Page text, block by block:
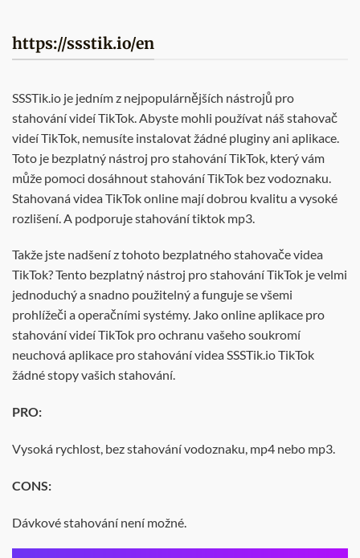
https://ssstik.io/en
SSSTik.io je jedním z nejpopulárnějších nástrojů pro
stahování videí TikTok. Abyste mohli používat náš stahovač
videí TikTok, nemusíte instalovat žádné pluginy ani aplikace.
Toto je bezplatný nástroj pro stahování TikTok, který vám
může pomoci dosáhnout stahování TikTok bez vodoznaku.
Stahovaná videa TikTok online mají dobrou kvalitu a vysoké
rozlišení. A podporuje stahování tiktok mp3.
Takže jste nadšení z tohoto bezplatného stahovače videa
TikTok? Tento bezplatný nástroj pro stahování TikTok je velmi
jednoduchý a snadno použitelný a funguje se všemi
prohlížeči a operačními systémy. Jako online aplikace pro
stahování videí TikTok pro ochranu vašeho soukromí
neuchová aplikace pro stahování videa SSSTik.io TikTok
žádné stopy vašich stahování.
PRO:
Vysoká rychlost, bez stahování vodoznaku, mp4 nebo mp3.
CONS:
Dávkové stahování není možné.